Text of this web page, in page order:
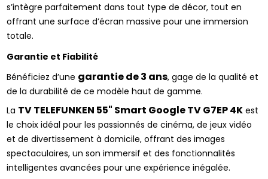
s’intègre parfaitement dans tout type de décor, tout en
offrant une surface d’écran massive pour une immersion
totale.
Garantie et Fiabilité
Bénéficiez d’une garantie de 3 ans, gage de la qualité et
de la durabilité de ce modèle haut de gamme.
La TV TELEFUNKEN 55" Smart Google TV G7EP 4K est
le choix idéal pour les passionnés de cinéma, de jeux vidéo
et de divertissement à domicile, offrant des images
spectaculaires, un son immersif et des fonctionnalités
intelligentes avancées pour une expérience inégalée.